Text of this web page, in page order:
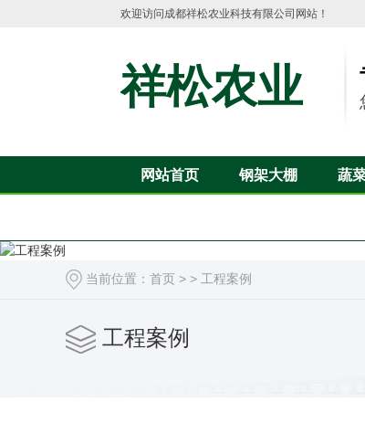
欢迎访问成都祥松农业科技有限公司网站！
祥松农业
网站首页 钢架大棚 蔬
当前位置： 首页 > > 工程案例
工程案例